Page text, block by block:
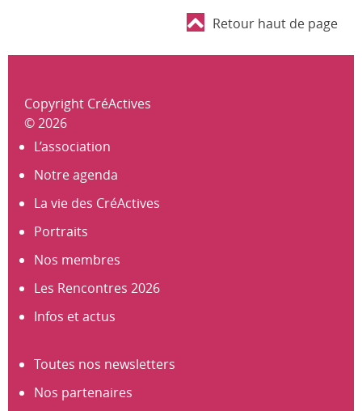
Retour haut de page
Copyright CréActives
© 2026
L’association
Notre agenda
La vie des CréActives
Portraits
Nos membres
Les Rencontres 2026
Infos et actus
Toutes nos newsletters
Nos partenaires